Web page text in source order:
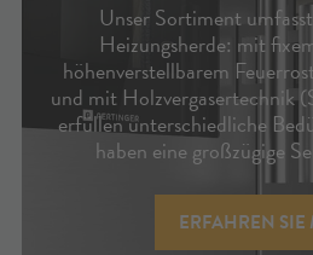
Unser Sortiment
Heizungsherde: mit
höhenverstellbarem
und mit Holzvergasertechnik
erfüllen unterschiedliche
haben eine großzügige
ERFAHREN SIE